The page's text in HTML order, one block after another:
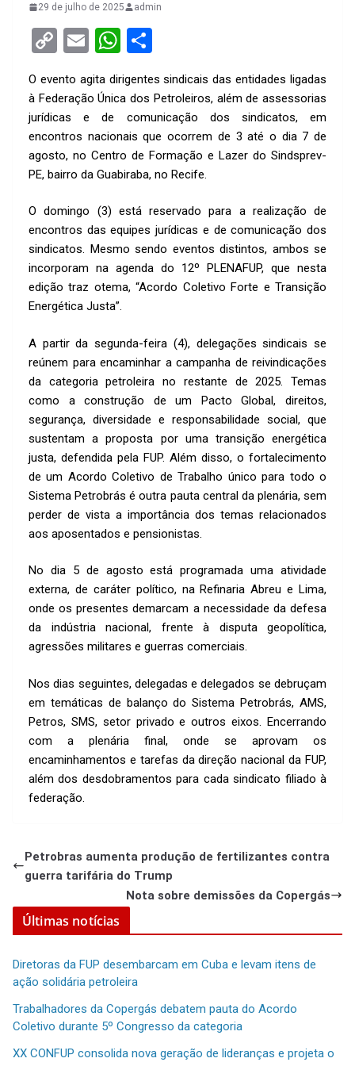
29 de julho de 2025 admin
C
py
Li
n
k
E
ail
W
at
s
A
p
ar
e
O evento agita dirigentes sindicais das entidades ligadas
à Federação Única dos Petroleiros, além de assessorias
jurídicas e de comunicação dos sindicatos, em
encontros nacionais que ocorrem de 3 até o dia 7 de
agosto, no Centro de Formação e Lazer do Sindsprev-
PE, bairro da Guabiraba, no Recife.
O domingo (3) está reservado para a realização de
encontros das equipes jurídicas e de comunicação dos
sindicatos. Mesmo sendo eventos distintos, ambos se
incorporam na agenda do 12º PLENAFUP, que nesta
edição traz otema, “Acordo Coletivo Forte e Transição
Energética Justa”.
A partir da segunda-feira (4), delegações sindicais se
reúnem para encaminhar a campanha de reivindicações
da categoria petroleira no restante de 2025. Temas
como a construção de um Pacto Global, direitos,
segurança, diversidade e responsabilidade social, que
sustentam a proposta por uma transição energética
justa, defendida pela FUP. Além disso, o fortalecimento
de um Acordo Coletivo de Trabalho único para todo o
Sistema Petrobrás é outra pauta central da plenária, sem
perder de vista a importância dos temas relacionados
aos aposentados e pensionistas.
No dia 5 de agosto está programada uma atividade
externa, de caráter político, na Refinaria Abreu e Lima,
onde os presentes demarcam a necessidade da defesa
da indústria nacional, frente à disputa geopolítica,
agressões militares e guerras comerciais.
Nos dias seguintes, delegadas e delegados se debruçam
em temáticas de balanço do Sistema Petrobrás, AMS,
Petros, SMS, setor privado e outros eixos. Encerrando
com a plenária final, onde se aprovam os
encaminhamentos e tarefas da direção nacional da FUP,
além dos desdobramentos para cada sindicato filiado à
federação.
Petrobras aumenta produção de fertilizantes contra
guerra tarifária do Trump
Nota sobre demissões da Copergás
Últimas notícias
Diretoras da FUP desembarcam em Cuba e levam itens de
ação solidária petroleira
Trabalhadores da Copergás debatem pauta do Acordo
Coletivo durante 5º Congresso da categoria
XX CONFUP consolida nova geração de lideranças e projeta o